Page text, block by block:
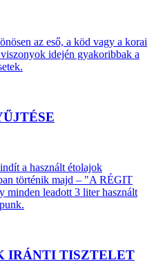
az eső, a köd vagy a korai
idején gyakoribbak a
a használt étolajok
történik majd – "A RÉGIT
leadott 3 liter használt
IRÁNTI TISZTELET